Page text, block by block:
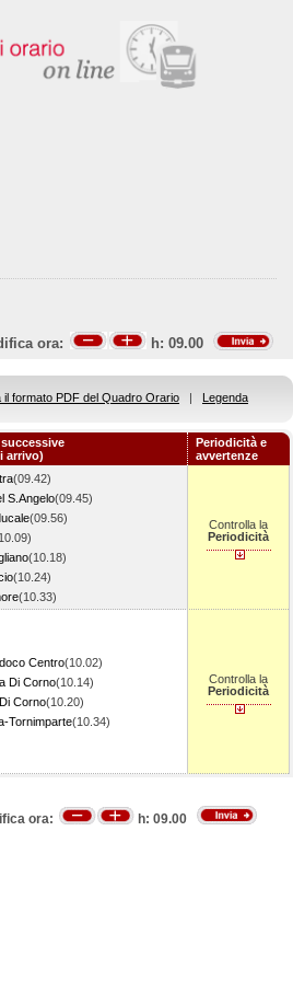
ora: h: 09.00
il formato PDF del Quadro Orario | Legenda
arrivo)
Periodicità e
avvertenze
(09.42)
S.Angelo(09.45)
(09.56)
(10.18)
(10.24)
(10.33)
Controlla la
Periodicità
Centro(10.02)
Di Corno(10.14)
Corno(10.20)
Tornimparte(10.34)
Controlla la
Periodicità
ora: h: 09.00